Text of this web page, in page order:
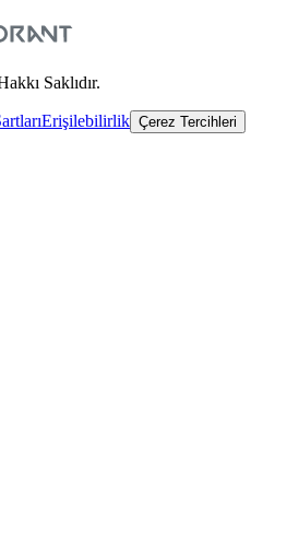
Saklıdır.
Erişilebilirlik Çerez Tercihleri